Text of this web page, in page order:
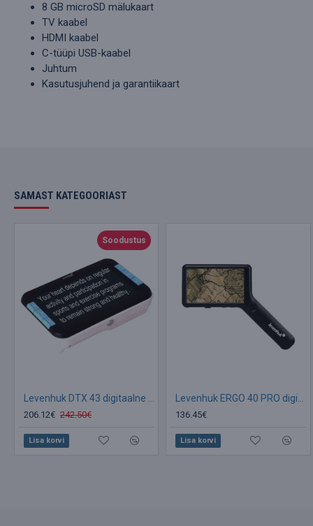
8 GB microSD mälukaart
TV kaabel
HDMI kaabel
C-tüüpi USB-kaabel
Juhtum
Kasutusjuhend ja garantiikaart
SAMAST KATEGOORIAST
Soodustus
206.12€ 242.50€
Lisa korvi
136.45€
Lisa korvi